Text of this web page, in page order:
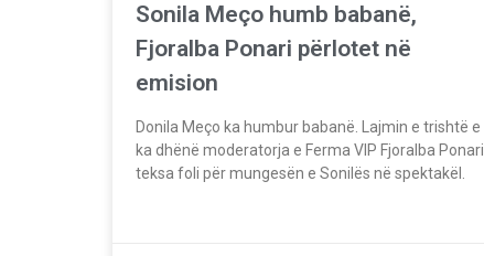
Sonila Meço humb babanë,
Fjoralba Ponari përlotet në
emision
Donila Meço ka humbur babanë. Lajmin e trishtë e
ka dhënë moderatorja e Ferma VIP Fjoralba Ponari
teksa foli për mungesën e Sonilës në spektakël.